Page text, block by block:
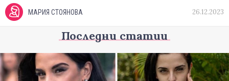
МАРИЯ СТОЯНОВА 26.12.2023
Последни статии